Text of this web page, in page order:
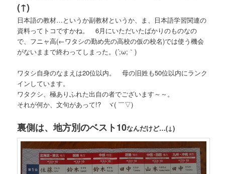
(↑)
日本語の教材…というか副教材というか、ま、日本語学習関連の
資料ってトコですかね。 6月にいただいたばかりのものなの
で、フニャ高(←ワタシの勤め先の高校の仮の校名)では使う機会
がないままで終わってしまった。(´;ω;｀)
ワタシ自身のなまえは20位以内。 母の旧姓も50位以内にランク
インしています。
ワタクシ、極ありふれた出自の者でございます～～。
それが何か、文句があって!? ヾ( ￣▽)ゞ
裏側は、地方別のベスト10なんだけど…(↓)